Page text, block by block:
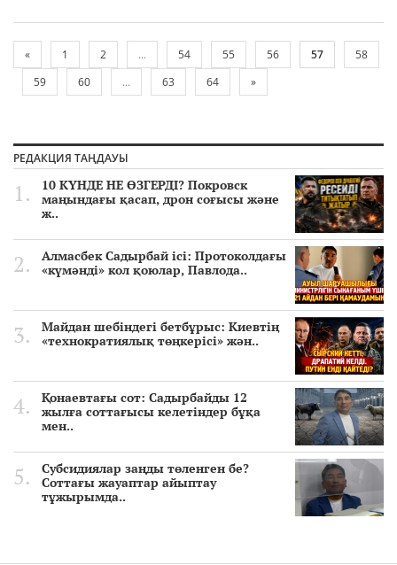
« 1 2 ... 54 55 56 57
58
59
60 ... 63 64 »
РЕДАКЦИЯ ТАҢДАУЫ
10 КҮНДЕ НЕ ӨЗГЕРДІ? Покровск
маңындағы қасап, дрон соғысы және
ж..
Алмасбек Садырбай ісі: Протоколдағы
«күмәнді» кол қоюлар, Павлода..
Майдан шебіндегі бетбұрыс: Киевтің
«технократиялық төңкерісі» жән..
Қонаевтағы сот: Садырбайды 12
жылға соттағысы келетіндер бұқа
мен..
Субсидиялар заңды төленген бе?
Соттағы жауаптар айыптау
тұжырымда..